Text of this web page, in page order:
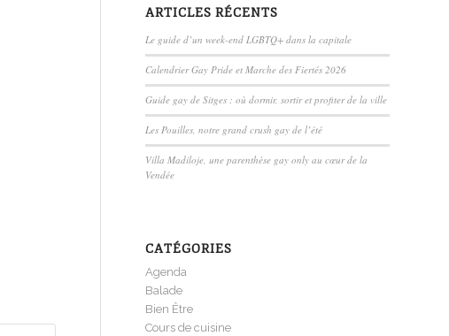
ARTICLES RÉCENTS
Le guide d’un week-end LGBTQ+ dans la capitale
Calendrier Gay Pride et Marche des Fiertés 2026
Guide gay de Sitges : où dormir, sortir et profiter de la ville
Les Pouilles, notre grand crush gay de l’été
Villa Madiloje, une parenthèse gay only au cœur de la
Vendée
CATÉGORIES
Agenda
Balade
Bien Être
Cours de cuisine